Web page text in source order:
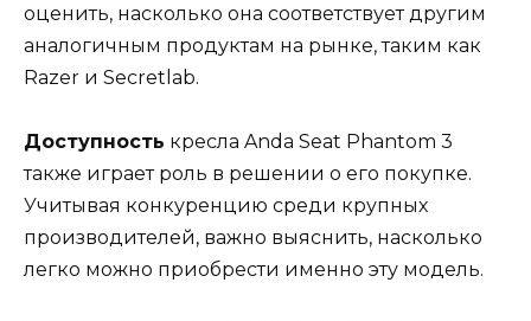
оценить, насколько она соответствует другим
аналогичным продуктам на рынке, таким как
Razer и Secretlab.
Доступность кресла Anda Seat Phantom 3
также играет роль в решении о его покупке.
Учитывая конкуренцию среди крупных
производителей, важно выяснить, насколько
легко можно приобрести именно эту модель.